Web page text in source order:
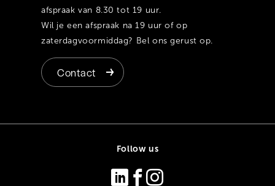
afspraak van 8.30 tot 19 uur.
Wil je een afspraak na 19 uur of op
zaterdagvoormiddag? Bel ons gerust op.
Contact
Follow us